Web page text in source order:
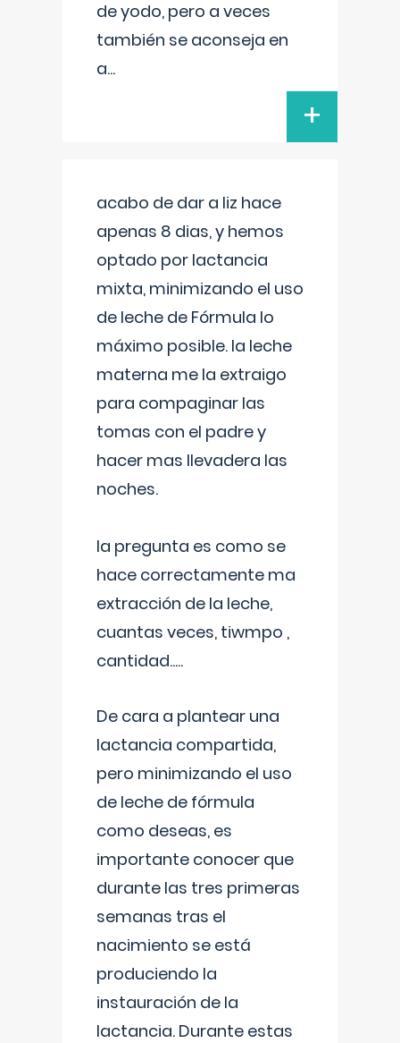
de yodo, pero a veces
también se aconseja en
a...
+
acabo de dar a liz hace
apenas 8 dias, y hemos
optado por lactancia
mixta, minimizando el uso
de leche de Fórmula lo
máximo posible. la leche
materna me la extraigo
para compaginar las
tomas con el padre y
hacer mas llevadera las
noches.
la pregunta es como se
hace correctamente ma
extracción de la leche,
cuantas veces, tiwmpo ,
cantidad.....
De cara a plantear una
lactancia compartida,
pero minimizando el uso
de leche de fórmula
como deseas, es
importante conocer que
durante las tres primeras
semanas tras el
nacimiento se está
produciendo la
instauración de la
lactancia. Durante estas